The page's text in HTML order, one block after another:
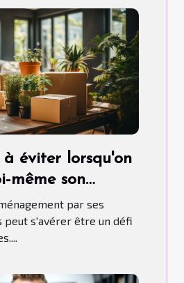
à éviter lorsqu'on
même son
par ses
peut s'avérer être un défi